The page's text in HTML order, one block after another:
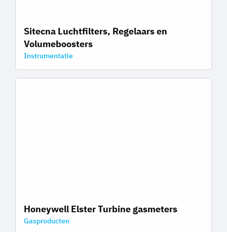
Sitecna Luchtfilters, Regelaars en
Volumeboosters
Instrumentatie
Honeywell Elster Turbine gasmeters
Gasproducten